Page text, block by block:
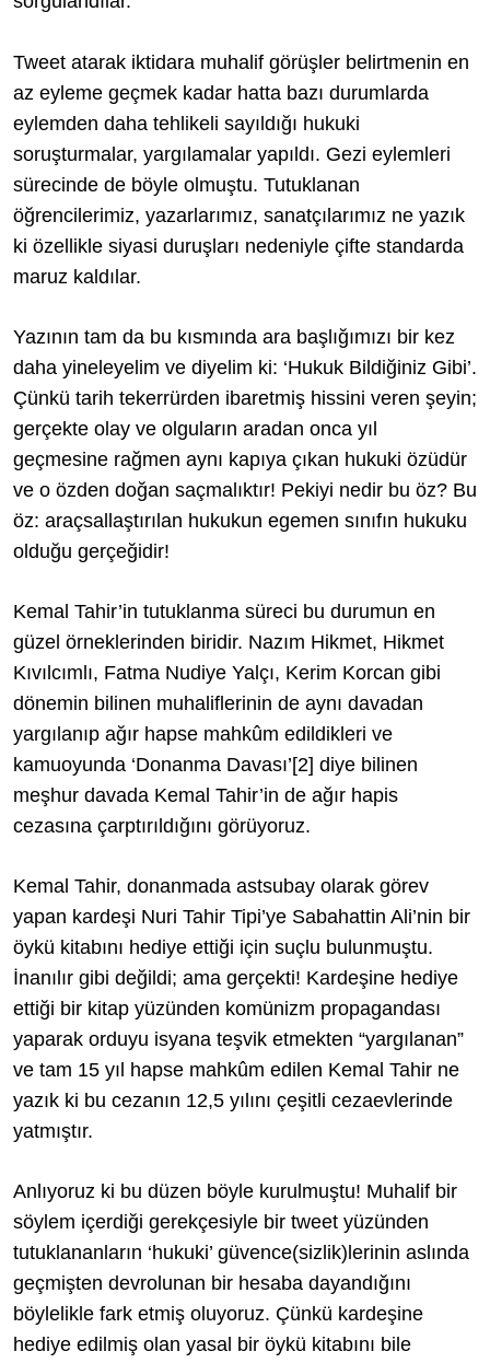
Tweet atarak iktidara muhalif görüşler belirtmenin en
az eyleme geçmek kadar hatta bazı durumlarda
eylemden daha tehlikeli sayıldığı hukuki
soruşturmalar, yargılamalar yapıldı. Gezi eylemleri
sürecinde de böyle olmuştu. Tutuklanan
öğrencilerimiz, yazarlarımız, sanatçılarımız ne yazık
ki özellikle siyasi duruşları nedeniyle çifte standarda
maruz kaldılar.
Yazının tam da bu kısmında ara başlığımızı bir kez
daha yineleyelim ve diyelim ki: ‘Hukuk Bildiğiniz Gibi’.
Çünkü tarih tekerrürden ibaretmiş hissini veren şeyin;
gerçekte olay ve olguların aradan onca yıl
geçmesine rağmen aynı kapıya çıkan hukuki özüdür
ve o özden doğan saçmalıktır! Pekiyi nedir bu öz? Bu
öz: araçsallaştırılan hukukun egemen sınıfın hukuku
olduğu gerçeğidir!
Kemal Tahir’in tutuklanma süreci bu durumun en
güzel örneklerinden biridir. Nazım Hikmet, Hikmet
Kıvılcımlı, Fatma Nudiye Yalçı, Kerim Korcan gibi
dönemin bilinen muhaliflerinin de aynı davadan
yargılanıp ağır hapse mahkûm edildikleri ve
kamuoyunda ‘Donanma Davası’[2] diye bilinen
meşhur davada Kemal Tahir’in de ağır hapis
cezasına çarptırıldığını görüyoruz.
Kemal Tahir, donanmada astsubay olarak görev
yapan kardeşi Nuri Tahir Tipi’ye Sabahattin Ali’nin bir
öykü kitabını hediye ettiği için suçlu bulunmuştu.
İnanılır gibi değildi; ama gerçekti! Kardeşine hediye
ettiği bir kitap yüzünden komünizm propagandası
yaparak orduyu isyana teşvik etmekten “yargılanan”
ve tam 15 yıl hapse mahkûm edilen Kemal Tahir ne
yazık ki bu cezanın 12,5 yılını çeşitli cezaevlerinde
yatmıştır.
Anlıyoruz ki bu düzen böyle kurulmuştu! Muhalif bir
söylem içerdiği gerekçesiyle bir tweet yüzünden
tutuklananların ‘hukuki’ güvence(sizlik)lerinin aslında
geçmişten devrolunan bir hesaba dayandığını
böylelikle fark etmiş oluyoruz. Çünkü kardeşine
hediye edilmiş olan yasal bir öykü kitabını bile